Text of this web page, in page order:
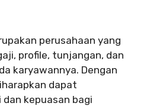
perusahaan yang
profile, tunjangan, dan
karyawannya. Dengan
dapat
kepuasan bagi